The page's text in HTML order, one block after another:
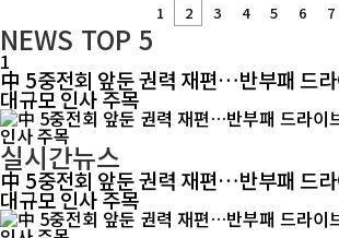
1 2 3 4 5 6 7
NEWS TOP 5
1
中 5중전회 앞둔 권력 재편…반부패 드
대규모 인사 주목
실시간뉴스
中 5중전회 앞둔 권력 재편…반부패 드
대규모 인사 주목